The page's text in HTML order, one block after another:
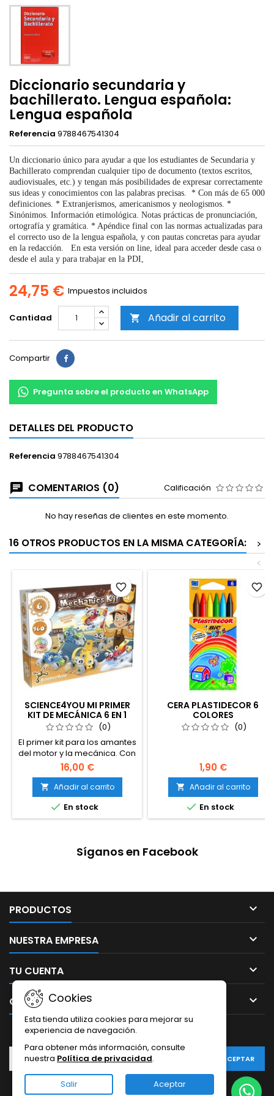
Diccionario secundaria y
bachillerato. Lengua española:
Lengua española
Referencia 9788467541304
Un diccionario único para ayudar a que los estudiantes de Secundaria y
Bachillerato comprendan cualquier tipo de documento (textos escritos,
audiovisuales, etc.) y tengan más posibilidades de expresar correctamente
sus ideas y conocimientos con las palabras precisas. * Con más de 65 000
definiciones. * Extranjerismos, americanismos y neologismos. *
Sinónimos. Información etimológica. Notas prácticas de pronunciación,
ortografía y gramática. * Apéndice final con las normas actualizadas para
el correcto uso de la lengua española, y con pautas concretas para ayudar
en la redacción. En esta versión on line, ideal para acceder desde casa o
desde el aula y para trabajar en la PDI,
24,75 € Impuestos incluidos
Cantidad  Añadir al carrito
Compartir
Pregunta sobre el producto en WhatsApp
DETALLES DEL PRODUCTO
Referencia 9788467541304
COMENTARIOS (0) Calificación
No hay reseñas de clientes en este momento.
16 OTROS PRODUCTOS EN LA MISMA CATEGORÍA:
>
<
SCIENCE4YOU MI PRIMER
KIT DE MECÁNICA 6 EN 1
(0)
El primer kit para los amantes
del motor y la mecánica. Con
Mi Primer Kit de Mecánica
aprenderán a construir 6
vehículos diferentes para
luego, poder jugar con ellos
¡o volver a empezar!
Contiene 160 piezas con las
6 modelos de coche, 160
16,00 €
 Añadir al carrito
 En stock
favorite_border
CERA PLASTIDECOR 6
COLORES
(0)
1,90 €
 Añadir al carrito
 En stock
favorite_border
Síganos en Facebook
PRODUCTOS 
NUESTRA EMPRESA 
TU CUENTA 
CONTACTO 
Cookies
Esta tienda utiliza cookies para mejorar su
experiencia de navegación.
Para obtener más información, consulte
nuestra Política de privacidad.
Salir Aceptar
BOLETÍN